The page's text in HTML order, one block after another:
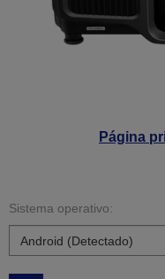
Página
Sistema operativo: